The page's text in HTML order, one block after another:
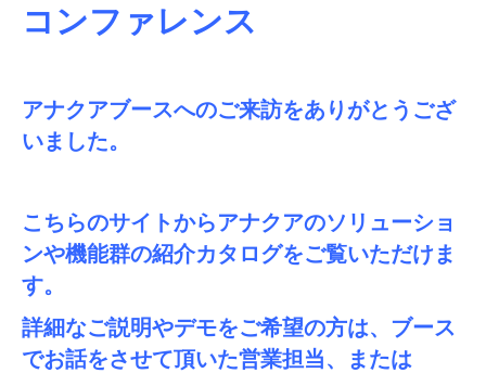
コンファレンス
アナクアブースへのご来訪をありがとうござ
いました。
こちらのサイトからアナクアのソリューショ
ンや機能群の紹介カタログをご覧いただけま
す。
詳細なご説明やデモをご希望の方は、ブース
でお話をさせて頂いた営業担当、または